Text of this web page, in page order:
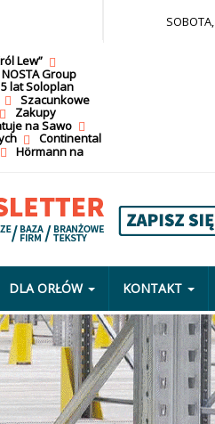
Lew”
NOSTA Group
lat Soloplan
Szacunkowe
Zakupy
na Sawo
Continental
Hörmann na
DLA ORŁÓW KONTAKT